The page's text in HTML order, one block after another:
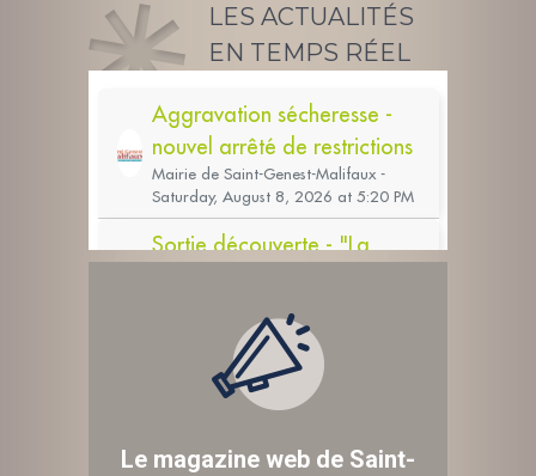
LES ACTUALITÉS
EN TEMPS RÉEL
Le magazine web de Saint-